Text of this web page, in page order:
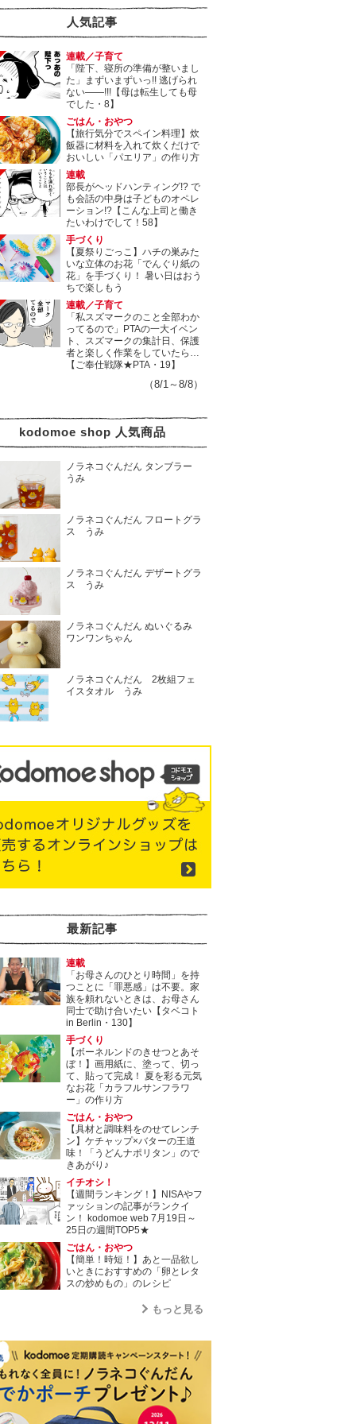
人気記事
連載／子育て
「陛下、寝所の準備が整いまし
た」まずいまずいっ!! 逃げられ
ない――!!!【母は転生しても母
でした・8】
ごはん・おやつ
【旅行気分でスペイン料理】炊
飯器に材料を入れて炊くだけで
おいしい「パエリア」の作り方
連載
部長がヘッドハンティング!? で
も会話の中身は子どものオペレ
ーション!?【こんな上司と働き
たいわけでして！58】
手づくり
【夏祭りごっこ】ハチの巣みた
いな立体のお花「でんぐり紙の
花」を手づくり！ 暑い日はおう
ちで楽しもう
連載／子育て
「私スズマークのこと全部わか
ってるので」PTAの一大イベン
ト、スズマークの集計日、保護
者と楽しく作業をしていたら…
【ご奉仕戦隊★PTA・19】
（8/1～8/8）
kodomoe shop 人気商品
ノラネコぐんだん タンブラー
うみ
ノラネコぐんだん フロートグラ
ス うみ
ノラネコぐんだん デザートグラ
ス うみ
ノラネコぐんだん ぬいぐるみ
ワンワンちゃん
ノラネコぐんだん 2枚組フェ
イスタオル うみ
最新記事
連載
「お母さんのひとり時間」を持
つことに「罪悪感」は不要。家
族を頼れないときは、お母さん
同士で助け合いたい【タベコト
in Berlin・130】
手づくり
【ボーネルンドのきせつとあそ
ぼ！】画用紙に、塗って、切っ
て、貼って完成！ 夏を彩る元気
なお花「カラフルサンフラワ
ー」の作り方
ごはん・おやつ
【具材と調味料をのせてレンチ
ン】ケチャップ×バターの王道
味！「うどんナポリタン」ので
きあがり♪
イチオシ！
【週間ランキング！】NISAやフ
ァッションの記事がランクイ
ン！ kodomoe web 7月19日～
25日の週間TOP5★
ごはん・おやつ
【簡単！時短！】あと一品欲し
いときにおすすめの「卵とレタ
スの炒めもの」のレシピ
もっと見る